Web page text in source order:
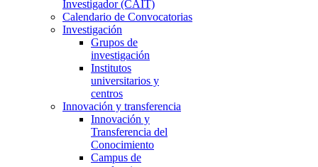
Investigador (CAIT)
Calendario de Convocatorias
Investigación
Grupos de
investigación
Institutos
universitarios y
centros
Innovación y transferencia
Innovación y
Transferencia del
Conocimiento
Campus de